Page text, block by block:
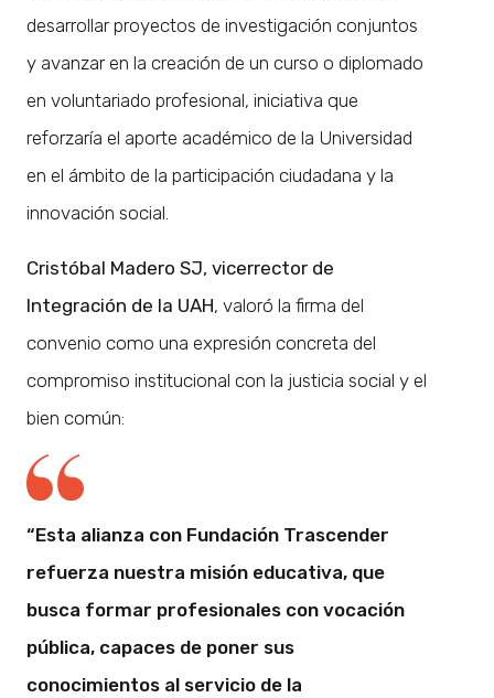
desarrollar proyectos de investigación conjuntos
y avanzar en la creación de un curso o diplomado
en voluntariado profesional, iniciativa que
reforzaría el aporte académico de la Universidad
en el ámbito de la participación ciudadana y la
innovación social.
Cristóbal Madero SJ, vicerrector de
Integración de la UAH, valoró la firma del
convenio como una expresión concreta del
compromiso institucional con la justicia social y el
bien común:
“Esta alianza con Fundación Trascender
refuerza nuestra misión educativa, que
busca formar profesionales con vocación
pública, capaces de poner sus
conocimientos al servicio de la